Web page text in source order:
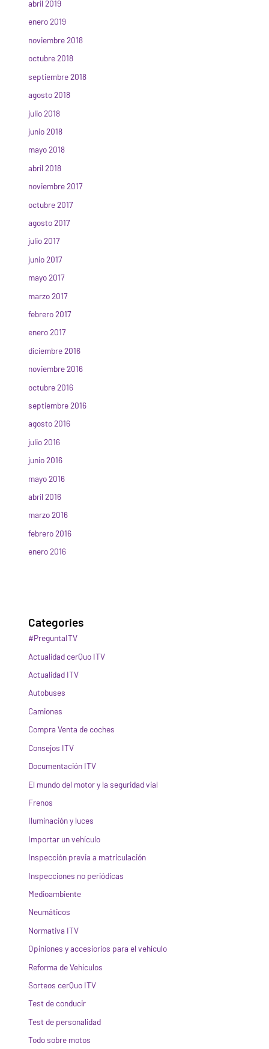
abril 2019
enero 2019
noviembre 2018
octubre 2018
septiembre 2018
agosto 2018
julio 2018
junio 2018
mayo 2018
abril 2018
noviembre 2017
octubre 2017
agosto 2017
julio 2017
junio 2017
mayo 2017
marzo 2017
febrero 2017
enero 2017
diciembre 2016
noviembre 2016
octubre 2016
septiembre 2016
agosto 2016
julio 2016
junio 2016
mayo 2016
abril 2016
marzo 2016
febrero 2016
enero 2016
Categories
#PreguntaITV
Actualidad cerQuo ITV
Actualidad ITV
Autobuses
Camiones
Compra Venta de coches
Consejos ITV
Documentación ITV
El mundo del motor y la seguridad vial
Frenos
Iluminación y luces
Importar un vehículo
Inspección previa a matriculación
Inspecciones no periódicas
Medioambiente
Neumáticos
Normativa ITV
Opiniones y accesiorios para el vehículo
Reforma de Vehículos
Sorteos cerQuo ITV
Test de conducir
Test de personalidad
Todo sobre motos